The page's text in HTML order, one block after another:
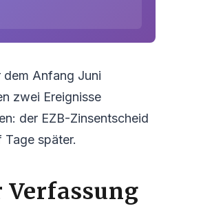
Anfang Juni
zwei Ereignisse
der EZB-Zinsentscheid
Tage später.